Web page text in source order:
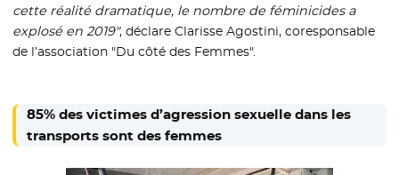
cette réalité dramatique, le nombre de féminicides a
explosé en 2019", déclare Clarisse Agostini, coresponsable
de l’association "Du côté des Femmes".
85% des victimes d’agression sexuelle dans les
transports sont des femmes